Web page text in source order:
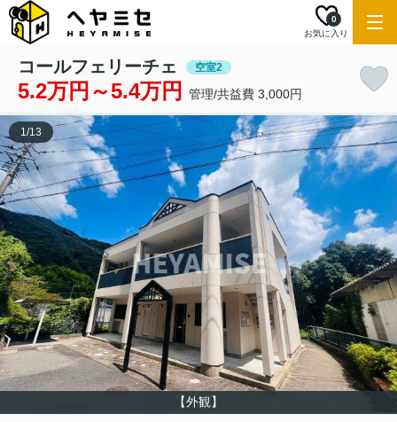
お気に入り
0
コールフェリーチェ 空室2
5.2万円～5.4万円 管理/共益費 3,000円
【外観】
1/13